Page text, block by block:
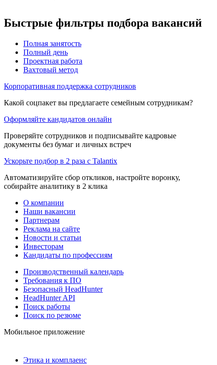
Быстрые фильтры подбора вакансий
Полная занятость
Полный день
Проектная работа
Вахтовый метод
Корпоративная поддержка сотрудников
Какой соцпакет вы предлагаете семейным сотрудникам?
Оформляйте кандидатов онлайн
Проверяйте сотрудников и подписывайте кадровые
документы без бумаг и личных встреч
Ускорьте подбор в 2 раза с Talantix
Автоматизируйте сбор откликов, настройте воронку,
собирайте аналитику в 2 клика
О компании
Наши вакансии
Партнерам
Реклама на сайте
Новости и статьи
Инвесторам
Кандидаты по профессиям
Производственный календарь
Требования к ПО
Безопасный HeadHunter
HeadHunter API
Поиск работы
Поиск по резюме
Мобильное приложение
Этика и комплаенс